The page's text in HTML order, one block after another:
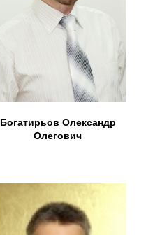
Богатирьов Олександр
Олегович